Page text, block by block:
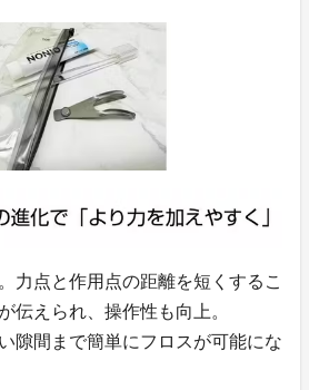
力点と作用点の距離を短くするこ
伝えられ、操作性も向上。
隙間まで簡単にフロスが可能にな